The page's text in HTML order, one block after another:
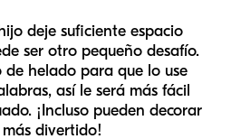
deje suficiente espacio
ser otro pequeño desafío.
helado para que lo use
así le será más fácil
¡Incluso pueden decorar
divertido!